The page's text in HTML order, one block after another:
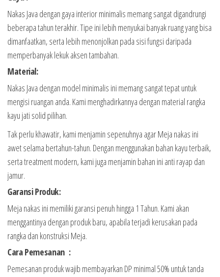
Nakas Java dengan gaya interior minimalis memang sangat digandrungi
beberapa tahun terakhir. Tipe ini lebih menyukai banyak ruang yang bisa
dimanfaatkan, serta lebih menonjolkan pada sisi fungsi daripada
memperbanyak lekuk aksen tambahan.
Material:
Nakas Java dengan model minimalis ini memang sangat tepat untuk
mengisi ruangan anda. Kami menghadirkannya dengan material rangka
kayu jati solid pilihan.
Tak perlu khawatir, kami menjamin sepenuhnya agar Meja nakas ini
awet selama bertahun-tahun. Dengan menggunakan bahan kayu terbaik,
serta treatment modern, kami juga menjamin bahan ini anti rayap dan
jamur.
Garansi Produk:
Meja nakas ini memiliki garansi penuh hingga 1 Tahun. Kami akan
menggantinya dengan produk baru, apabila terjadi kerusakan pada
rangka dan konstruksi Meja.
Cara Pemesanan :
Pemesanan produk wajib membayarkan DP minimal 50% untuk tanda